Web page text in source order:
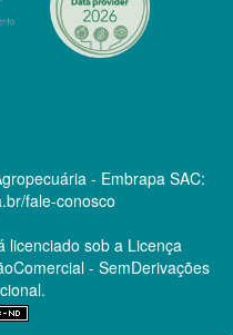
- Embrapa SAC:
fale-conosco
licenciado sob a Licença
- SemDerivações